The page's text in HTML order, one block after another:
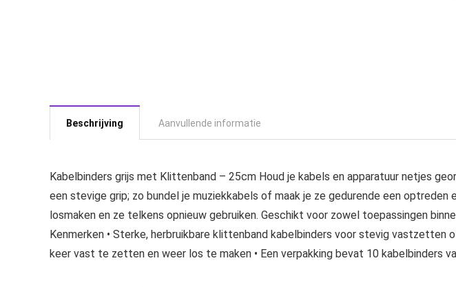
Beschrijving Aanvullende informatie
Kabelbinders grijs met Klittenband – 25cm Houd je kabels en apparatuur netjes
een stevige grip; zo bundel je muziekkabels of maak je ze gedurende een
losmaken en ze telkens opnieuw gebruiken. Geschikt voor zowel toepassingen
Kenmerken • Sterke, herbruikbare klittenband kabelbinders voor stevig vastzetten
keer vast te zetten en weer los te maken • Een verpakking bevat 10 kabelbinders